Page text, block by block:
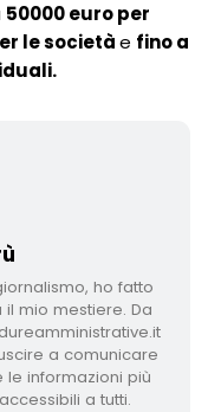
50000 euro per
le societàe fino a
ho fatto
mio mestiere. Da
a comunicare
informazioni più
a tutti.